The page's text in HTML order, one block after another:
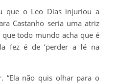
que o Leo Dias injuriou a
Castanho seria uma atriz
que todo mundo acha que é
fez é de ‘perder a fé na
“Ela não quis olhar para o